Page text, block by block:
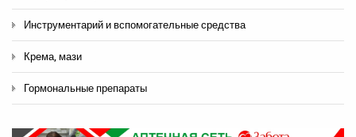
Инструментарий и вспомогательные средства
Крема, мази
Гормональные препараты